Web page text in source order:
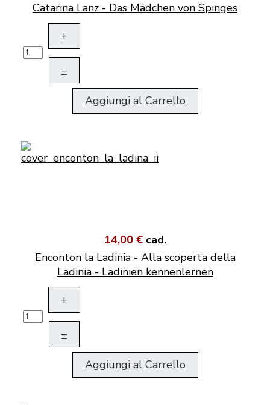
Catarina Lanz - Das Mädchen von Spinges
+
–
Aggiungi al Carrello
14,00 € cad.
Enconton la Ladinia - Alla scoperta della
Ladinia - Ladinien kennenlernen
+
–
Aggiungi al Carrello